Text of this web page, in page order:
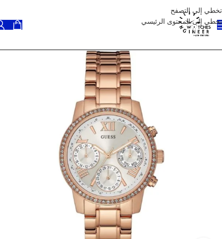
تخطي إلى التصفح
تخطي إلى المحتوى الرئيسي